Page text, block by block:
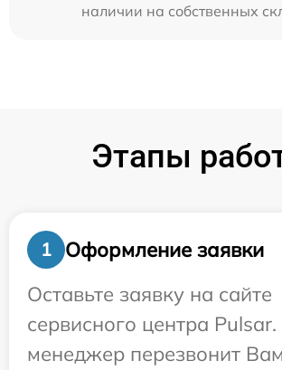
наличии на собственных
Этапы
1
Оформление заявки
Оставьте заявку на сайте
сервисного центра
менеджер перезвонит